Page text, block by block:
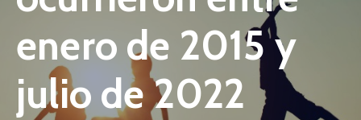
enero de 2015 y
julio de 2022